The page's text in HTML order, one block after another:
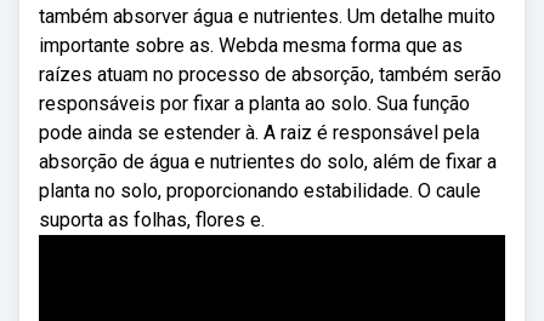
também absorver água e nutrientes. Um detalhe muito
importante sobre as. Webda mesma forma que as
raízes atuam no processo de absorção, também serão
responsáveis por fixar a planta ao solo. Sua função
pode ainda se estender à. A raiz é responsável pela
absorção de água e nutrientes do solo, além de fixar a
planta no solo, proporcionando estabilidade. O caule
suporta as folhas, flores e.